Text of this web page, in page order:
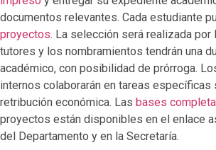
documentos relevantes. Cada estudiante
proyectos. La selección será realizada
tutores y los nombramientos tendrán una
académico, con posibilidad de prórroga.
internos colaborarán en tareas específicas
retribución económica. Las bases
proyectos están disponibles en el enlace
del Departamento y en la Secretaría.